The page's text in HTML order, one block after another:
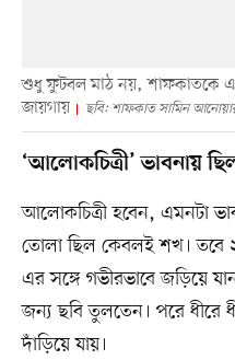
শুধু ফুটবল মাঠ নয়, শাফকাতকে
জায়গায়
ছবি: শাফকাত সামিন
‘আলোকচিত্রী’ ভাবনায়
আলোকচিত্রী হবেন, এমনটা
তোলা ছিল কেবলই শখ। তবে
এর সঙ্গে গভীরভাবে জড়িয়ে
জন্য ছবি তুলতেন। পরে ধীরে
দাঁড়িয়ে যায়।